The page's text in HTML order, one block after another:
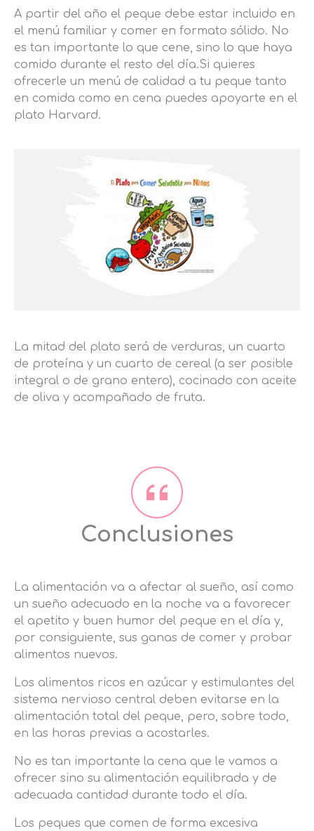
A partir del año el peque debe estar incluido en
el menú familiar y comer en formato sólido. No
es tan importante lo que cene, sino lo que haya
comido durante el resto del día.Si quieres
ofrecerle un menú de calidad a tu peque tanto
en comida como en cena puedes apoyarte en el
plato Harvard.
La mitad del plato será de verduras, un cuarto
de proteína y un cuarto de cereal (a ser posible
integral o de grano entero), cocinado con aceite
de oliva y acompañado de fruta.
Conclusiones
La alimentación va a afectar al sueño, así como
un sueño adecuado en la noche va a favorecer
el apetito y buen humor del peque en el día y,
por consiguiente, sus ganas de comer y probar
alimentos nuevos.
Los alimentos ricos en azúcar y estimulantes del
sistema nervioso central deben evitarse en la
alimentación total del peque, pero, sobre todo,
en las horas previas a acostarles.
No es tan importante la cena que le vamos a
ofrecer sino su alimentación equilibrada y de
adecuada cantidad durante todo el día.
Los peques que comen de forma excesiva